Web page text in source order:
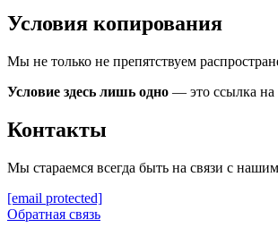
Условия копирования
Мы не только не препятствуем
Условие здесь лишь одно — это ссылка на
Контакты
Мы стараемся всегда быть на связи с
[email protected]
Обратная связь